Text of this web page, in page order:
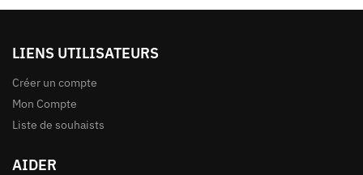
LIENS UTILISATEURS
Créer un compte
Mon Compte
Liste de souhaists
AIDER